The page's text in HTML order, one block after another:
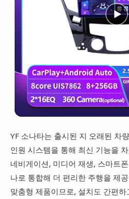
YF 소나타는 출시된 지 오래된 차
인원 시스템을 통해 최신 기능을
네비게이션, 미디어 재생, 스마트
나로 통합해 더 편리한 주행을 제
맞춤형 제품이므로, 설치도 간편